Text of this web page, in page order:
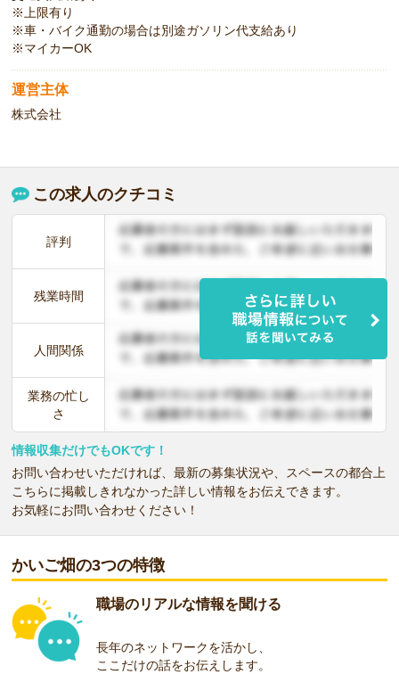
※上限有り
※車・バイク通勤の場合は別途ガソリン代支給あり
※マイカーOK
運営主体
株式会社
この求人のクチコミ
評判
残業時間
人間関係
業務の忙し
さ
情報収集だけでもOKです！
お問い合わせいただければ、最新の募集状況や、スペースの都合上
こちらに掲載しきれなかった詳しい情報をお伝えできます。
お気軽にお問い合わせください！
かいご畑の3つの特徴
職場のリアルな情報を聞ける
長年のネットワークを活かし、
ここだけの話をお伝えします。